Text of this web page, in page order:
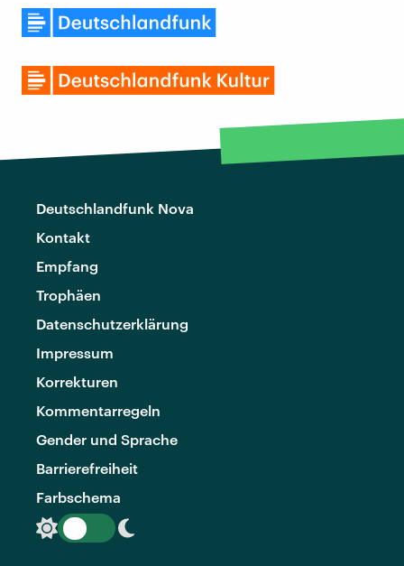
Deutschlandfunk Nova
Kontakt
Empfang
Trophäen
Datenschutzerklärung
Impressum
Korrekturen
Kommentarregeln
Gender und Sprache
Barrierefreiheit
Farbschema